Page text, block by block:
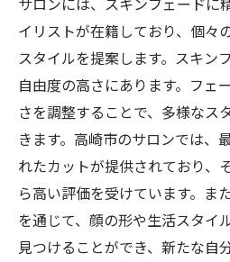
イリストが在籍しており、個々
スタイルを提案します。スキン
自由度の高さにあります。フェ
さを調整することで、多様なス
きます。高崎市のサロンでは、
れたカットが提供されており、
ら高い評価を受けています。ま
を通じて、顔の形や生活スタイ
見つけることができ、新たな自